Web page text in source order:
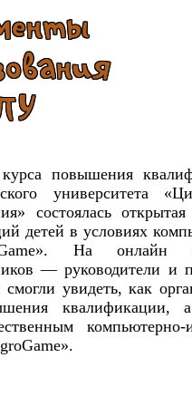
повышения
университета
состоялась
детей в условиях
На онлайн
— руководители и
увидеть, как
квалификации,
компьютерно-